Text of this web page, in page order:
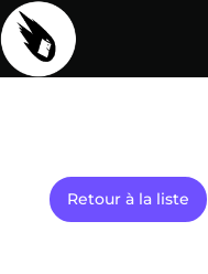
Retour à la liste